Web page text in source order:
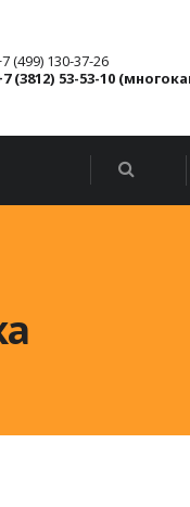
(499) 130-37-26
(3812) 53-53-10